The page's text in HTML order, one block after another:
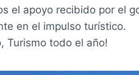
el apoyo recibido por el
en el impulso turístico.
Turismo todo el año!